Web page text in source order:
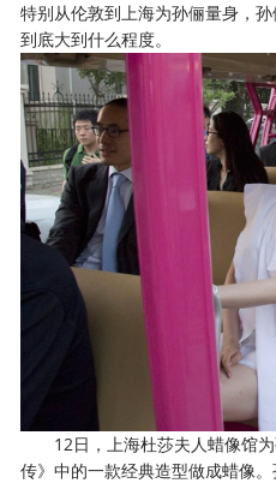
特别从伦敦到上海为孙俪量身，
到底大到什么程度。
12日，上海杜莎夫人蜡像馆为
传》中的一款经典造型做成蜡像